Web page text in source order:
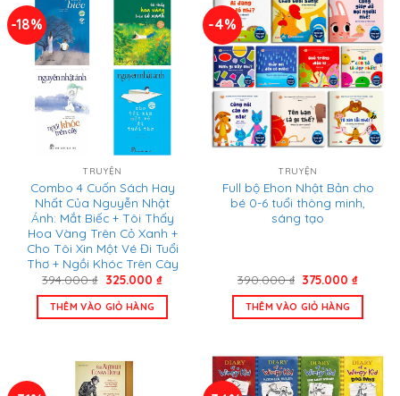
-18%
TRUYỆN
Combo 4 Cuốn Sách Hay
Nhất Của Nguyễn Nhật
Ánh: Mắt Biếc + Tôi Thấy
Hoa Vàng Trên Cỏ Xanh +
Cho Tôi Xin Một Vé Đi Tuổi
Thơ + Ngồi Khóc Trên Cây
394.000₫ Giá
là:
394.000 ₫.
325.000 ₫Giá
tại
THÊM VÀO GIỎ HÀNG
-4%
TRUYỆN
Full bộ Ehon Nhật Bản cho
bé 0-6 tuổi thông minh,
sáng tạo
390.000₫ Giá
là:
390.000 ₫.
375.000₫Giá
tại
THÊM VÀO GIỎ HÀNG